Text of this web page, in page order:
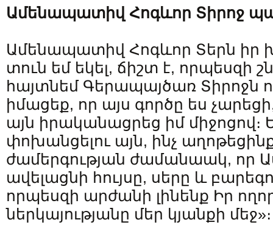
Ամենապատիվ Հոգևոր Տիրոջ
Ամենապատիվ Հոգևոր Տերն իր
տուն եմ եկել, ճիշտ է, որպեսզի
հայտնեմ Գերապայծառ Տիրոջն
իմացեք, որ այս գործը ես
այն իրականացրեց իմ միջոցով։
փոխանցելու այն, ինչ
ժամերգության ժամանաակ, որ
ավելացնի հույսը, սերը և
որպեսզի արժանի լինենք Իր
ներկայությանը մեր կյանքի մեջ»։